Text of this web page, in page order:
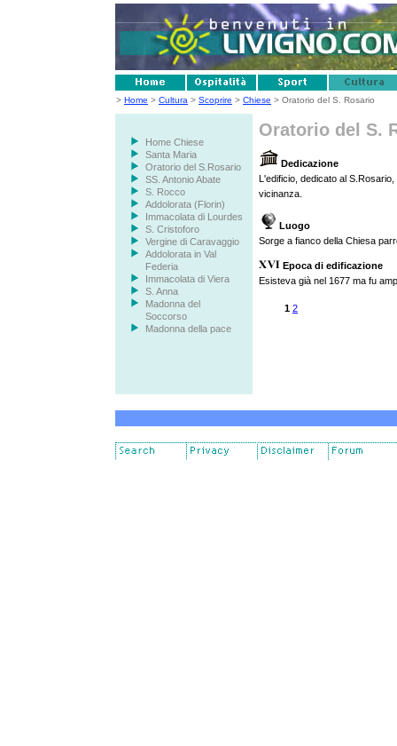
> Home > Cultura > Scoprire > Chiese > Oratorio del S. Rosario
Home Chiese
Santa Maria
Oratorio del S.Rosario
SS. Antonio Abate
S. Rocco
Addolorata (Florin)
Immacolata di Lourdes
S. Cristoforo
Vergine di Caravaggio
Addolorata in Val
Federia
Immacolata di Viera
S. Anna
Madonna del
Soccorso
Madonna della pace
Oratorio del S.
Dedicazione
L'edificio, dedicato al
vicinanza.
Luogo
Sorge a fianco della Chiesa
Epoca di edificazione
Esisteva già nel 1677 ma fu
1 2